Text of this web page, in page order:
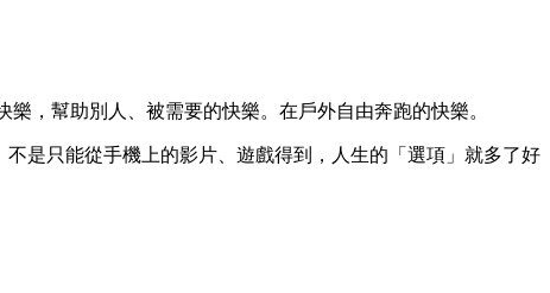
，幫助別人、被需要的快樂。在戶外自由奔跑的快樂。
是只能從手機上的影片、遊戲得到，人生的「選項」就多了好